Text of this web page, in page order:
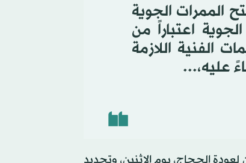
الممرات الجوية
اعتباراً من
الفنية اللازمة
عليه،...